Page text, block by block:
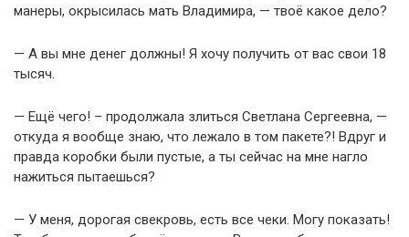
манеры, окрысилась мать Владимира, — твоё какое дело?
— А вы мне денег должны! Я хочу получить от вас свои 18
тысяч.
— Ещё чего! – продолжала злиться Светлана Сергеевна, —
откуда я вообще знаю, что лежало в том пакете?! Вдруг и
правда коробки были пустые, а ты сейчас на мне нагло
нажиться пытаешься?
— У меня, дорогая свекровь, есть все чеки. Могу показать!